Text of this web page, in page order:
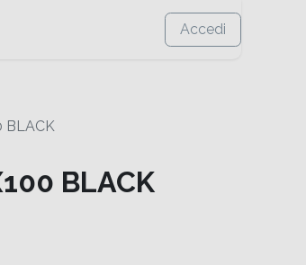
Accedi
BLACK
BLACK